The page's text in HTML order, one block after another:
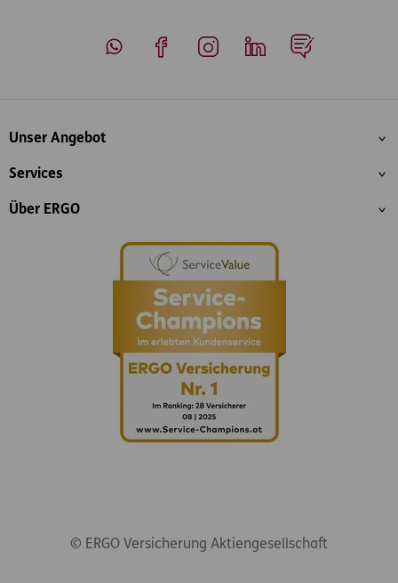
Inhaltsübersicht
Unser Angebot
Services
Über ERGO
© ERGO Versicherung Aktiengesellschaft